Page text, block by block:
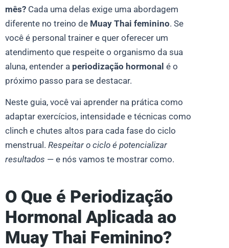
mês? Cada uma delas exige uma abordagem
diferente no treino de Muay Thai feminino. Se
você é personal trainer e quer oferecer um
atendimento que respeite o organismo da sua
aluna, entender a periodização hormonal é o
próximo passo para se destacar.
Neste guia, você vai aprender na prática como
adaptar exercícios, intensidade e técnicas como
clinch e chutes altos para cada fase do ciclo
menstrual. Respeitar o ciclo é potencializar
resultados — e nós vamos te mostrar como.
O Que é Periodização
Hormonal Aplicada ao
Muay Thai Feminino?